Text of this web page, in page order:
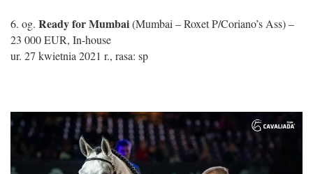
6. og. Ready for Mumbai(Mumbai – Roxet P/Coriano’s Ass) –
23 000 EUR, In-house
ur. 27 kwietnia 2021 r., rasa: sp